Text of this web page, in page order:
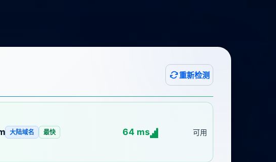
重新检测
大陆域名 最快 64 ms 可用